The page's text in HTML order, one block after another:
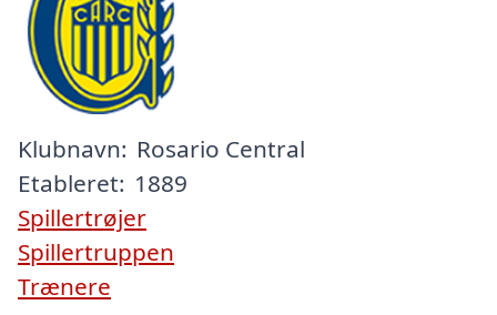
Klubnavn: Rosario Central
Etableret: 1889
Spillertrøjer
Spillertruppen
Trænere